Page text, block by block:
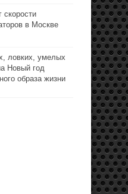
скорости
в Москве
ловких, умелых
Новый год
образа жизни